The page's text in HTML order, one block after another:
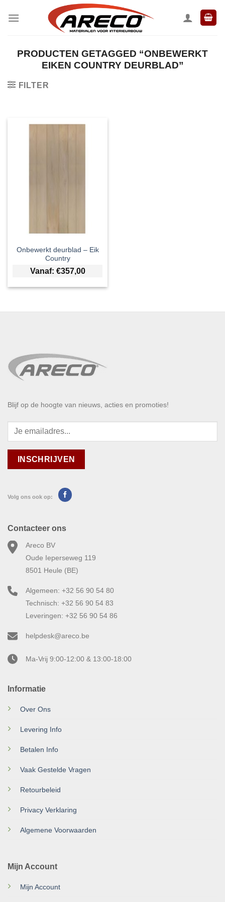
naar
PRODUCTEN GETAGGED “ONBEWERKT
EIKEN COUNTRY DEURBLAD”
FILTER
Onbewerkt deurblad – Eik
Country
Vanaf: €357,00
Blijf op de hoogte van nieuws, acties en promoties!
Volg ons ook op:
Informatie
Over Ons
Levering Info
Betalen Info
Vaak Gestelde Vragen
Retourbeleid
Privacy Verklaring
Algemene Voorwaarden
Mijn Account
Mijn Account
Contacteer ons
Areco BV
Oude Ieperseweg 119
8501 Heule (BE)
Algemeen: +32 56 90 54 80
Technisch: +32 56 90 54 83
Leveringen: +32 56 90 54 86
helpdesk@areco.be
Ma-Vrij 9:00-12:00 & 13:00-18:00